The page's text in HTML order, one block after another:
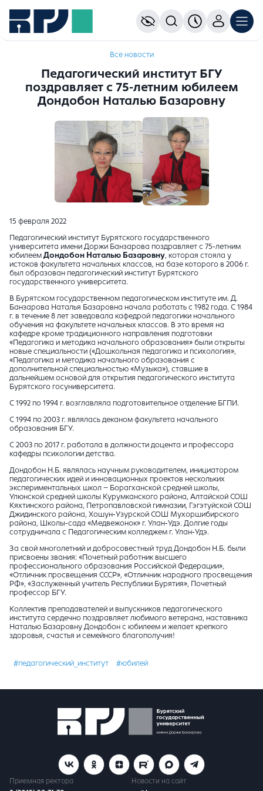
Все новости
Педагогический институт БГУ
поздравляет с 75-летним юбилеем
Дондобон Наталью Базаровну
15 февраля 2022
Педагогический институт Бурятского государственного
университета имени Доржи Банзарова поздравляет с 75-летним
юбилеем Дондобон Наталью Базаровну, которая стояла у
истоков факультета начальных классов, на базе которого в 2006 г.
был образован педагогический институт Бурятского
государственного университета.
В Бурятском государственном педагогическом институте им. Д.
Банзарова Наталья Базаровна начала работать с 1982 года. С 1984
г. в течение 8 лет заведовала кафедрой педагогики начального
обучения на факультете начальных классов. В это время на
кафедре кроме традиционного направления подготовки
«Педагогика и методика начального образования» были открыты
новые специальности («Дошкольная педагогика и психология»,
«Педагогика и методика начального образования с
дополнительной специальностью «Музыка»), ставшие в
дальнейшем основой для открытия педагогического института
Бурятского госуниверситета.
С 1992 по 1994 г. возглавляла подготовительное отделение БГПИ.
С 1994 по 2003 г. являлась деканом факультета начального
образования БГУ.
С 2003 по 2017 г. работала в должности доцента и профессора
кафедры психологии детства.
Дондобон Н.Б. являлась научным руководителем, инициатором
педагогических идей и инновационных проектов нескольких
экспериментальных школ – Борагханской средней школы,
Улюнской средней школы Курумканского района, Алтайской СОШ
Кяхтинского района, Петропавловской гимназии, Гэгэтуйской СОШ
Джидинского района, Хошун-Узурской СОШ Мухоршибирского
района, Школы-сада «Медвежонок» г. Улан-Удэ. Долгие годы
сотрудничала с Педагогическим колледжем г. Улан-Удэ.
За свой многолетний и добросовестный труд Дондобон Н.Б. были
присвоены звания: «Почетный работник высшего
профессионального образования Российской Федерации»,
«Отличник просвещения СССР», «Отличник народного просвещения
РФ», «Заслуженный учитель Республики Бурятия», Почетный
профессор БГУ.
Коллектив преподавателей и выпускников педагогического
института сердечно поздравляет любимого ветерана, наставника
Наталью Базаровну Дондобон с юбилеем и желает крепкого
здоровья, счастья и семейного благополучия!
#педагогический_институт #юбилей
Приемная ректора
Новости на сайт